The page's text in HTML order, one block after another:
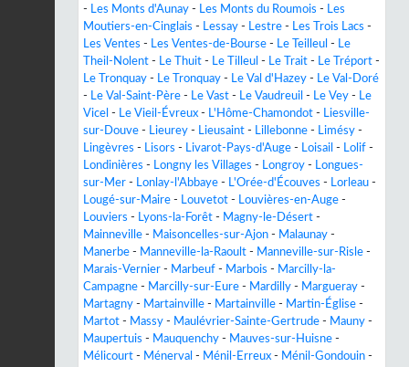
- Les Monts d'Aunay - Les Monts du Roumois - Les
Moutiers-en-Cinglais - Lessay - Lestre - Les Trois Lacs -
Les Ventes - Les Ventes-de-Bourse - Le Teilleul - Le
Theil-Nolent - Le Thuit - Le Tilleul - Le Trait - Le Tréport -
Le Tronquay - Le Tronquay - Le Val d'Hazey - Le Val-Doré
- Le Val-Saint-Père - Le Vast - Le Vaudreuil - Le Vey - Le
Vicel - Le Vieil-Évreux - L'Hôme-Chamondot - Liesville-
sur-Douve - Lieurey - Lieusaint - Lillebonne - Limésy -
Lingèvres - Lisors - Livarot-Pays-d'Auge - Loisail - Lolif -
Londinières - Longny les Villages - Longroy - Longues-
sur-Mer - Lonlay-l'Abbaye - L'Orée-d'Écouves - Lorleau -
Lougé-sur-Maire - Louvetot - Louvières-en-Auge -
Louviers - Lyons-la-Forêt - Magny-le-Désert -
Mainneville - Maisoncelles-sur-Ajon - Malaunay -
Manerbe - Manneville-la-Raoult - Manneville-sur-Risle -
Marais-Vernier - Marbeuf - Marbois - Marcilly-la-
Campagne - Marcilly-sur-Eure - Mardilly - Margueray -
Martagny - Martainville - Martainville - Martin-Église -
Martot - Massy - Maulévrier-Sainte-Gertrude - Mauny -
Maupertuis - Mauquenchy - Mauves-sur-Huisne -
Mélicourt - Ménerval - Ménil-Erreux - Ménil-Gondouin -